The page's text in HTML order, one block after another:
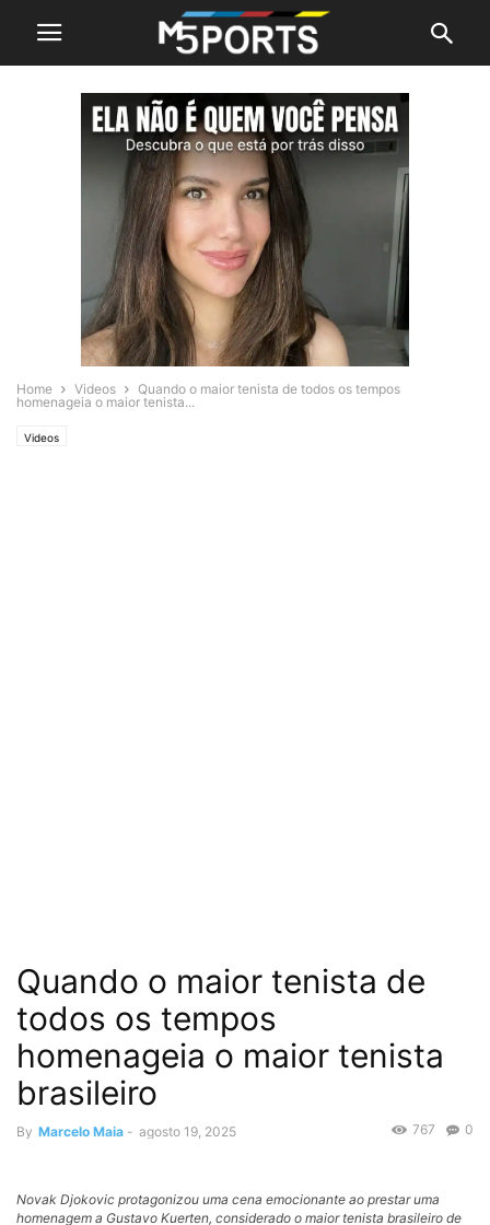
Home Videos
Quando o maior tenista de todos os tempos
homenageia o maior tenista...
Videos
Quando o maior tenista de
todos os tempos
homenageia o maior tenista
brasileiro
By Marcelo Maia - agosto 19, 2025 0
767
Novak Djokovic protagonizou uma cena emocionante ao prestar uma
homenagem a Gustavo Kuerten, considerado o maior tenista brasileiro de